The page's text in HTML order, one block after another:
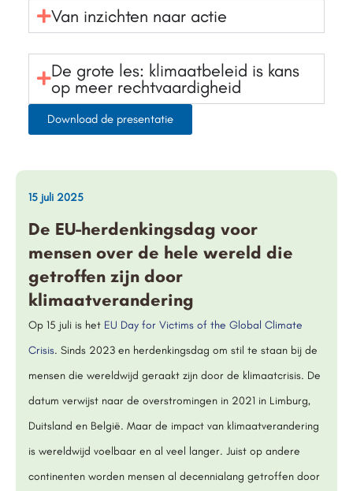
Van inzichten naar actie
De grote les: klimaatbeleid is kans
op meer rechtvaardigheid
Download de presentatie
15 juli 2025
De EU-herdenkingsdag voor
mensen over de hele wereld die
getroffen zijn door
klimaatverandering
Op 15 juli is het EU Day for Victims of the Global Climate
Crisis. Sinds 2023 en herdenkingsdag om stil te staan bij de
mensen die wereldwijd geraakt zijn door de klimaatcrisis. De
datum verwijst naar de overstromingen in 2021 in Limburg,
Duitsland en België. Maar de impact van klimaatverandering
is wereldwijd voelbaar en al veel langer. Juist op andere
continenten worden mensen al decennialang getroffen door